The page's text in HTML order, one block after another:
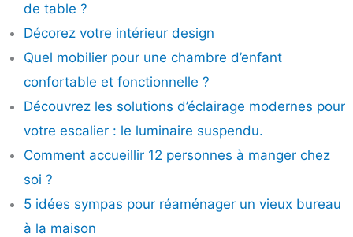
de table ?
Décorez votre intérieur design
Quel mobilier pour une chambre d’enfant
confortable et fonctionnelle ?
Découvrez les solutions d’éclairage modernes pour
votre escalier : le luminaire suspendu.
Comment accueillir 12 personnes à manger chez
soi ?
5 idées sympas pour réaménager un vieux bureau
à la maison